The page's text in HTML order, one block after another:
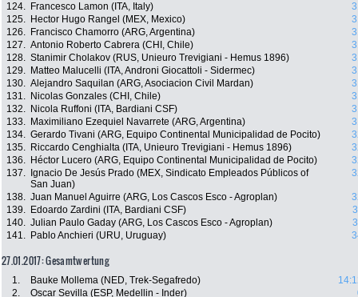
124.
Francesco Lamon (ITA, Italy)
125.
Hector Hugo Rangel (MEX, Mexico)
126.
Francisco Chamorro (ARG, Argentina)
127. Antonio Roberto Cabrera (CHI, Chile)
128. Stanimir Cholakov (RUS, Unieuro Trevigiani - Hemus 1896)
129.
Matteo Malucelli (ITA, Androni Giocattoli - Sidermec)
130. Alejandro Saquilan (ARG, Asociacion Civil Mardan)
131.
Nicolas Gonzales (CHI, Chile)
132.
Nicola Ruffoni (ITA, Bardiani CSF)
133.
Maximiliano Ezequiel Navarrete (ARG, Argentina)
134. Gerardo Tivani (ARG, Equipo Continental Municipalidad de Pocito)
135.
Riccardo Cenghialta (ITA, Unieuro Trevigiani - Hemus 1896)
136.
Héctor Lucero (ARG, Equipo Continental Municipalidad de Pocito)
137.
Ignacio De Jesús Prado (MEX, Sindicato Empleados Públicos of
San Juan)
138. Juan Manuel Aguirre (ARG, Los Cascos Esco - Agroplan)
139.
Edoardo Zardini (ITA, Bardiani CSF)
140. Julian Paulo Gaday (ARG, Los Cascos Esco - Agroplan)
141.
Pablo Anchieri (URU, Uruguay)
27.01.2017: Gesamtwertung
1. Bauke Mollema (NED, Trek-Segafredo)
2.
Oscar Sevilla (ESP, Medellin - Inder)